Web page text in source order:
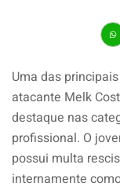
Uma das
atacante Melk
destaque nas
profissional. O
possui multa
internamente